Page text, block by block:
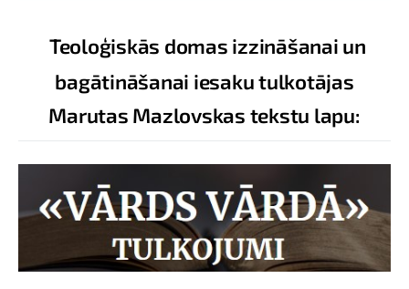
Teoloģiskās domas izzināšanai un
bagātināšanai iesaku tulkotājas
Marutas Mazlovskas tekstu lapu: